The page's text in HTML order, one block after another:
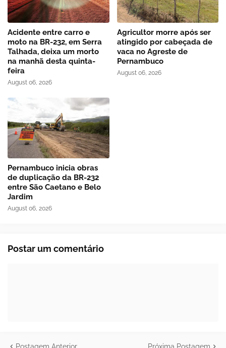
Acidente entre carro e
moto na BR-232, em Serra
Talhada, deixa um morto
na manhã desta quinta-
feira
August 06, 2026
Agricultor morre após ser
atingido por cabeçada de
vaca no Agreste de
Pernambuco
August 06, 2026
Pernambuco inicia obras
de duplicação da BR-232
entre São Caetano e Belo
Jardim
August 06, 2026
Postar um comentário
Postagem Anterior Próxima Postagem